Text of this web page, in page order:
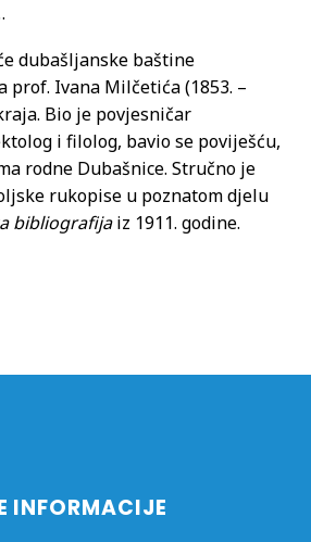
dubašljanske baštine
prof. Ivana Milčetića (1853. –
Bio je povjesničar
i filolog, bavio se poviješću,
rodne Dubašnice. Stručno je
rukopise u poznatom djelu
bibliografijaiz 1911. godine.
INFORMACIJE